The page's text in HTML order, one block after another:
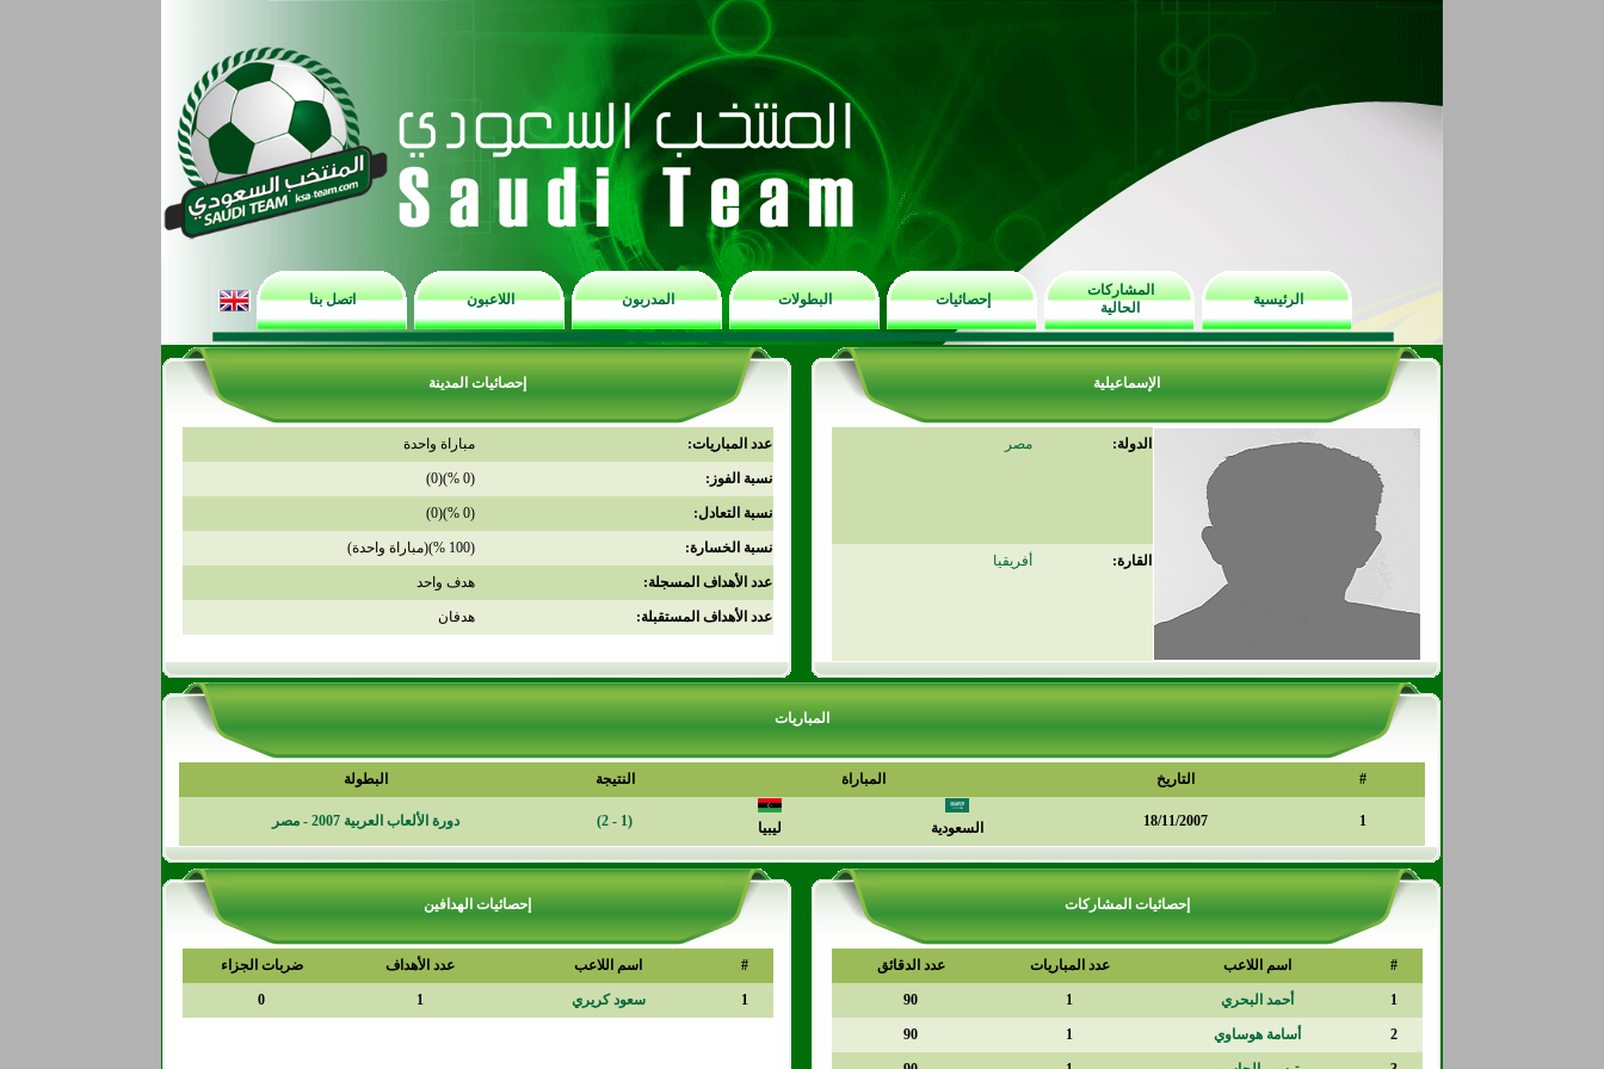
الرئيسية
المشاركات
الحالية
إحصائيات البطولات المدربون اللاعبون اتصل بنا
الإسماعيلية إحصائيات المدينة
الدولة: مصر
القارة: أفريقيا
عدد المباريات: مباراة واحدة
نسبة الفوز: (0 %)(0)
نسبة التعادل: (0 %)(0)
نسبة الخسارة: (100 %)(مباراة واحدة)
عدد الأهداف المسجلة: هدف واحد
عدد الأهداف المستقبلة: هدفان
المباريات
# التاريخ المباراة النتيجة البطولة
1
18/11/2007 السعودية ليبيا (1 - 2) دورة الألعاب العربية 2007 - مصر
إحصائيات المشاركات إحصائيات الهدافين
# اسم اللاعب عدد المباريات عدد الدقائق
1 أحمد البحري 1
90
2 أسامة هوساوي 1
90
# اسم اللاعب عدد الأهداف ضربات الجزاء
1 سعود كريري 1
0